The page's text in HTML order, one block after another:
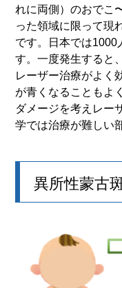
れに両側）のおでこ
った領域に限って現
です。日本では1000
す。一度発生すると
レーザー治療がよく
が青くなることもよ
ダメージを考えレー
学では治療が難しい
異所性蒙古